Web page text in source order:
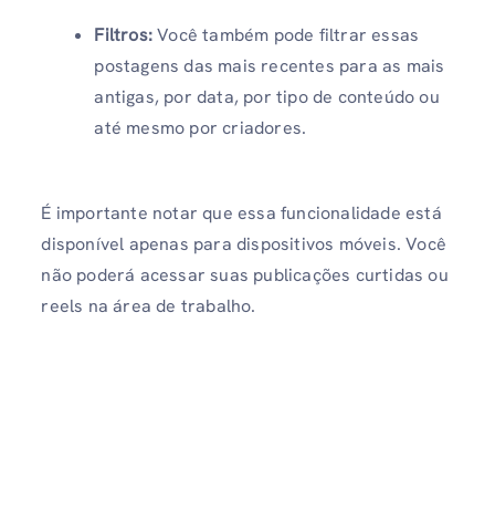
Filtros:Você também pode filtrar essas
postagens das mais recentes para as mais
antigas, por data, por tipo de conteúdo ou
até mesmo por criadores.
É importante notar que essa funcionalidade está
disponível apenas para dispositivos móveis. Você
não poderá acessar suas publicações curtidas ou
reels na área de trabalho.